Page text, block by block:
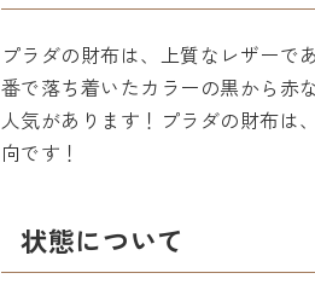
プラダの財布は、上質なレザーで
番で落ち着いたカラーの黒から赤
人気があります！プラダの財布は
向です！
状態について